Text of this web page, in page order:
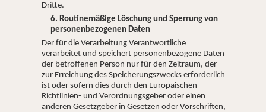
Dritte.
6. Routinemäßige Löschung und Sperrung von
personenbezogenen Daten
Der für die Verarbeitung Verantwortliche
verarbeitet und speichert personenbezogene Daten
der betroffenen Person nur für den Zeitraum, der
zur Erreichung des Speicherungszwecks erforderlich
ist oder sofern dies durch den Europäischen
Richtlinien- und Verordnungsgeber oder einen
anderen Gesetzgeber in Gesetzen oder Vorschriften,